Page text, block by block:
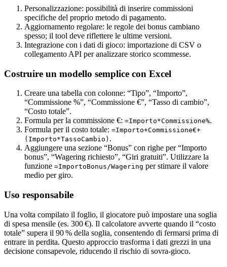
Personalizzazione: possibilità di inserire commissioni
specifiche del proprio metodo di pagamento.
Aggiornamento regolare: le regole dei bonus cambiano
spesso; il tool deve riflettere le ultime versioni.
Integrazione con i dati di gioco: importazione di CSV o
collegamento API per analizzare storico scommesse.
Costruire un modello semplice con Excel
Creare una tabella con colonne: “Tipo”, “Importo”,
“Commissione %”, “Commissione €”, “Tasso di cambio”,
“Costo totale”.
Formula per la commissione €: =Importo*Commissione%.
Formula per il costo totale: =Importo+Commissione€+
(Importo*TassoCambio) .
Aggiungere una sezione “Bonus” con righe per “Importo
bonus”, “Wagering richiesto”, “Giri gratuiti”. Utilizzare la
funzione =ImportoBonus/Wagering per stimare il valore
medio per giro.
Uso responsabile
Una volta compilato il foglio, il giocatore può impostare una soglia
di spesa mensile (es. 300 €). Il calcolatore avverte quando il “costo
totale” supera il 90 % della soglia, consentendo di fermarsi prima di
entrare in perdita. Questo approccio trasforma i dati grezzi in una
decisione consapevole, riducendo il rischio di sovra‑gioco.